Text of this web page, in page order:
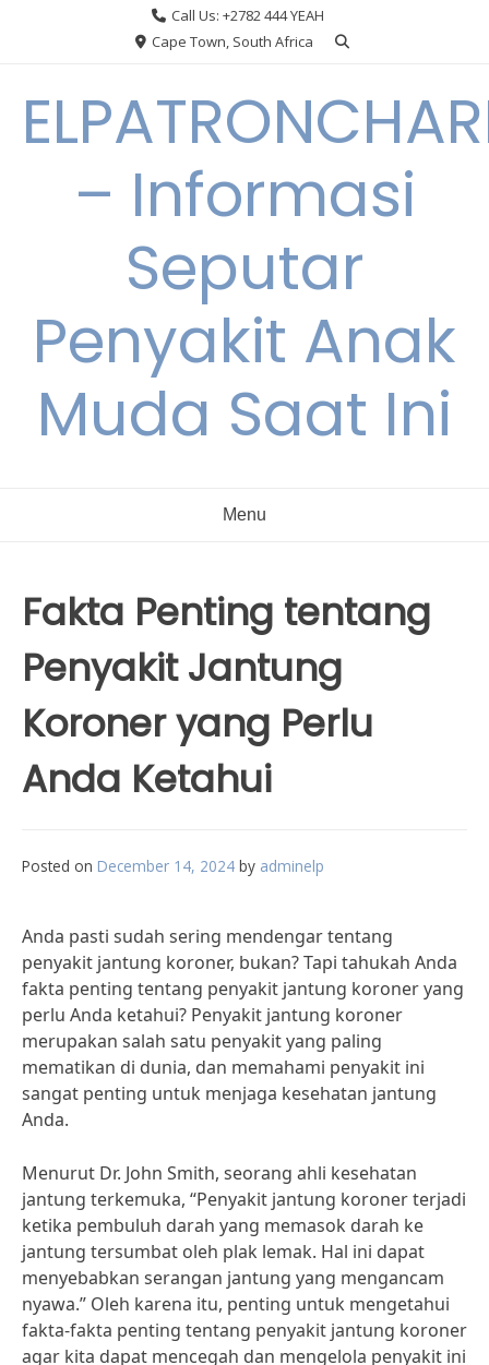
Call Us: +2782 444 YEAH
Cape Town, South Africa
– Informasi
Seputar
Penyakit Anak
Muda Saat Ini
Menu
Fakta Penting tentang
Penyakit Jantung
Koroner yang Perlu
Anda Ketahui
Posted on December 14, 2024 by adminelp
Anda pasti sudah sering mendengar tentang
penyakit jantung koroner, bukan? Tapi tahukah Anda
fakta penting tentang penyakit jantung koroner yang
perlu Anda ketahui? Penyakit jantung koroner
merupakan salah satu penyakit yang paling
mematikan di dunia, dan memahami penyakit ini
sangat penting untuk menjaga kesehatan jantung
Anda.
Menurut Dr. John Smith, seorang ahli kesehatan
jantung terkemuka, “Penyakit jantung koroner terjadi
ketika pembuluh darah yang memasok darah ke
jantung tersumbat oleh plak lemak. Hal ini dapat
menyebabkan serangan jantung yang mengancam
nyawa.” Oleh karena itu, penting untuk mengetahui
fakta-fakta penting tentang penyakit jantung koroner
agar kita dapat mencegah dan mengelola penyakit ini